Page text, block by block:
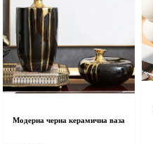
Модерна черна керамична ваза